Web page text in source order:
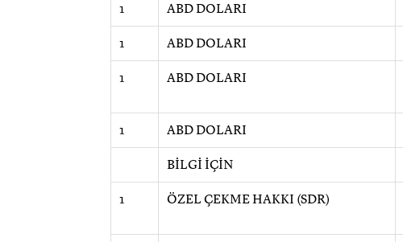
1 ABD DOLARI
1 ABD DOLARI
1 ABD DOLARI
1 ABD DOLARI
BİLGİ İÇİN
1 ÖZEL ÇEKME HAKKI (SDR)